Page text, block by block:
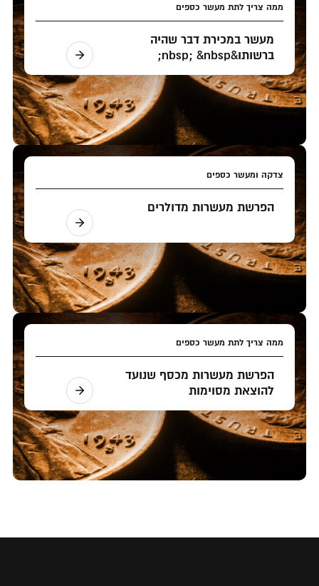
ממה צריך לתת מעשר כספים
מעשר במכירת דבר שהיה
ברשותו&nbsp; &nbsp;
צדקה ומעשר כספים
הפרשת מעשרות מדולרים
ממה צריך לתת מעשר כספים
הפרשת מעשרות מכסף שנועד
להוצאת מסוימות